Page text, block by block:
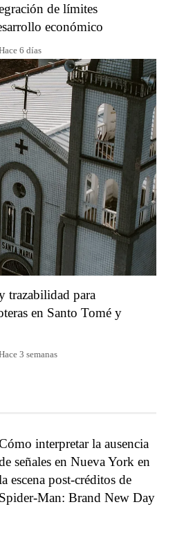
de límites
económico
6 días
trazabilidad para
en Santo Tomé y
3 semanas
interpretar la ausencia
señales en Nueva York en
escena post-créditos de
Spider-Man: Brand New Day